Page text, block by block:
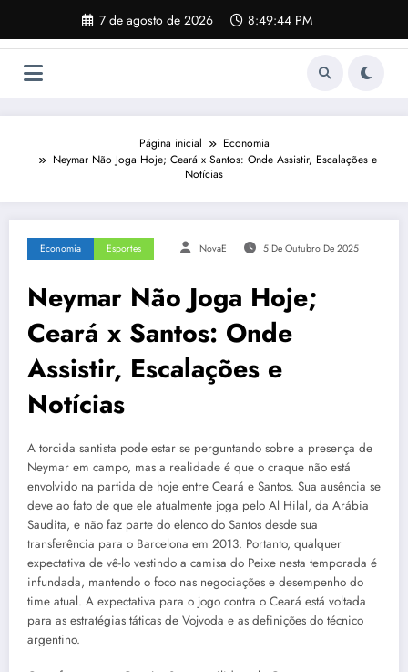
o
7 de agosto de 2026 8:49:45 PM
Página inicial
Economia
Neymar Não Joga Hoje; Ceará x Santos: Onde Assistir, Escalações e
Notícias
Economia Esportes NovaE 5 De Outubro De 2025
Neymar Não Joga Hoje;
Ceará x Santos: Onde
Assistir, Escalações e
Notícias
A torcida santista pode estar se perguntando sobre a presença de
Neymar em campo, mas a realidade é que o craque não está
envolvido na partida de hoje entre Ceará e Santos. Sua ausência se
deve ao fato de que ele atualmente joga pelo Al Hilal, da Arábia
Saudita, e não faz parte do elenco do Santos desde sua
transferência para o Barcelona em 2013. Portanto, qualquer
expectativa de vê-lo vestindo a camisa do Peixe nesta temporada é
infundada, mantendo o foco nas negociações e desempenho do
time atual. A expectativa para o jogo contra o Ceará está voltada
para as estratégias táticas de Vojvoda e as definições do técnico
argentino.